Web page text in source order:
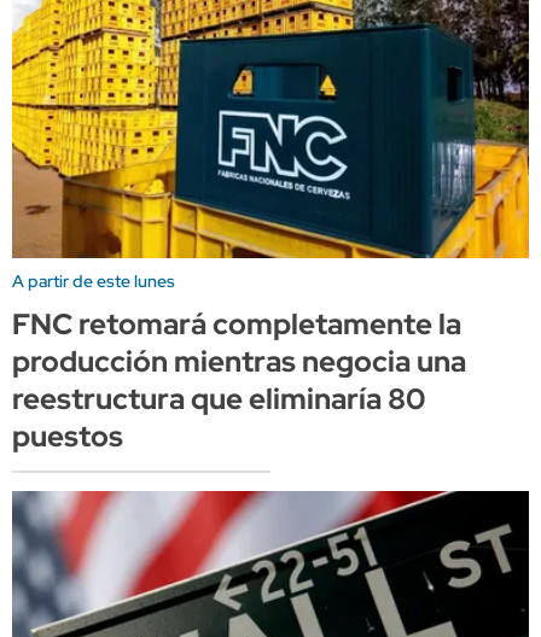
A partir de este lunes
FNC retomará completamente la
producción mientras negocia una
reestructura que eliminaría 80
puestos